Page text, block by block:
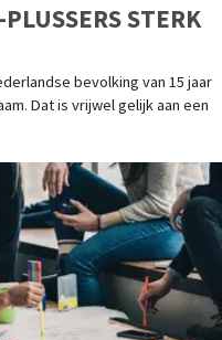
STERK
bevolking van 15 jaar
Dat is vrijwel gelijk aan een